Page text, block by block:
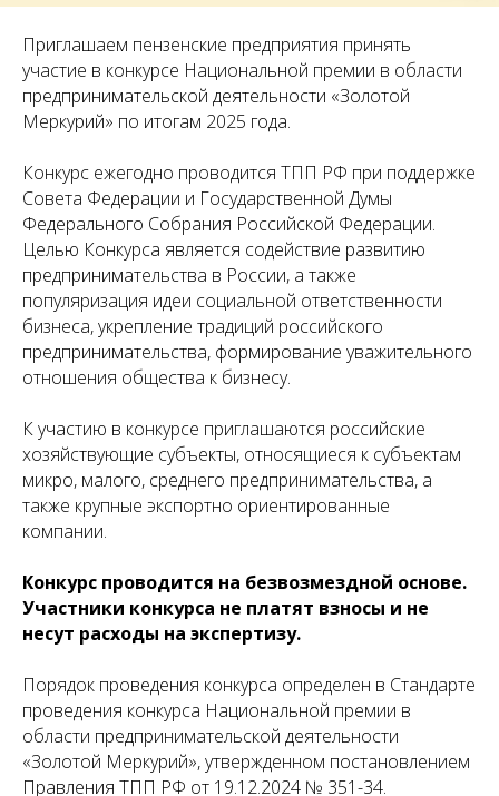
Приглашаем пензенские предприятия принять
участие в конкурсе Национальной премии в области
предпринимательской деятельности «Золотой
Меркурий» по итогам 2025 года.
Конкурс ежегодно проводится ТПП РФ при поддержке
Совета Федерации и Государственной Думы
Федерального Собрания Российской Федерации.
Целью Конкурса является содействие развитию
предпринимательства в России, а также
популяризация идеи социальной ответственности
бизнеса, укрепление традиций российского
предпринимательства, формирование уважительного
отношения общества к бизнесу.
К участию в конкурсе приглашаются российские
хозяйствующие субъекты, относящиеся к субъектам
микро, малого, среднего предпринимательства, а
также крупные экспортно ориентированные
компании.
Конкурс проводится на безвозмездной основе.
Участники конкурса не платят взносы и не
несут расходы на экспертизу.
Порядок проведения конкурса определен в Стандарте
проведения конкурса Национальной премии в
области предпринимательской деятельности
«Золотой Меркурий», утвержденном постановлением
Правления ТПП РФ от 19.12.2024 № 351-34.